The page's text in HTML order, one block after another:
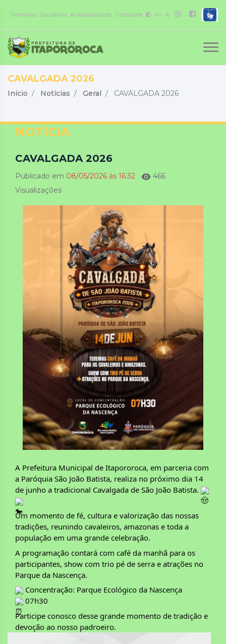
Telefones Ouvidoria Acessibilidade Contraste A+ A-
CAVALGADA 2026
Início Notícias Geral CAVALGADA 2026
NOTÍCIA
CAVALGADA 2026
Publicado em 08/05/2026 às 16:32
466
Visualizações
A Prefeitura Municipal de Itapororoca, em parceria com
a Paróquia São João Batista, realiza no próximo dia 14
de junho a tradicional Cavalgada de São João Batista.
Um momento de fé, cultura e valorização das nossas
tradições, reunindo cavaleiros, amazonas e toda a
população em uma grande celebração.
A programação contará com café da manhã para os
participantes, show com trio pé de serra e atrações no
Parque da Nascença.
Concentração: Parque Ecológico da Nascença
07h30
Participe conosco desse grande momento de tradição e
devoção ao nosso padroeiro.